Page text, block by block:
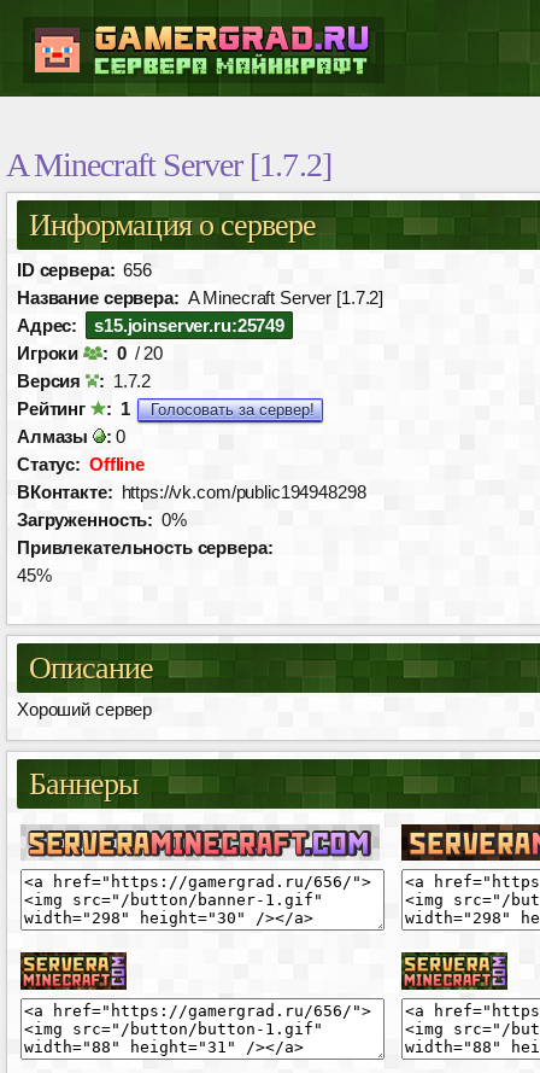
A Minecraft Server [1.7.2]
Информация о сервере
ID сервера: 656
Название сервера: A Minecraft Server [1.7.2]
Адрес:
s15.joinserver.ru:25749
Игроки
: 0 / 20
Версия
: 1.7.2
Рейтинг
: 1 Голосовать за сервер!
Алмазы : 0
Статус: Offline
ВКонтакте: https://vk.com/public194948298
Загруженность: 0%
Привлекательность сервера:
45%
Описание
Хороший сервер
Баннеры